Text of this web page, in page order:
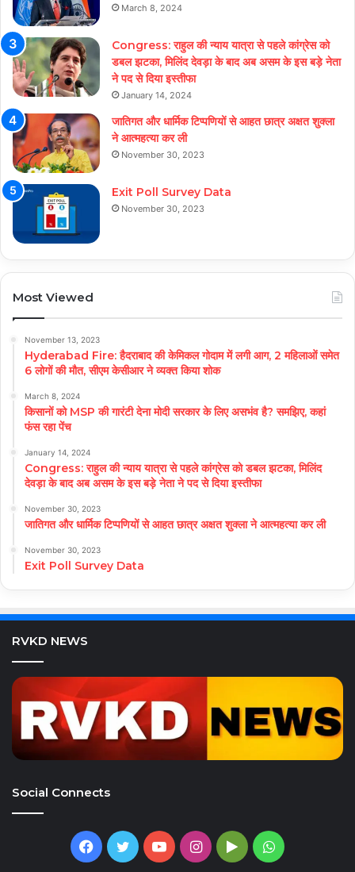
March 8, 2024
Congress: राहुल की न्याय यात्रा से पहले कांग्रेस को
डबल झटका, मिलिंद देवड़ा के बाद अब असम के इस बड़े नेता
ने पद से दिया इस्तीफा
January 14, 2024
जातिगत और धार्मिक टिप्पणियों से आहत छात्र अक्षत शुक्ला
ने आत्महत्या कर ली
November 30, 2023
Exit Poll Survey Data
November 30, 2023
Most Viewed
November 13, 2023
Hyderabad Fire: हैदराबाद की केमिकल गोदाम में लगी आग, 2 महिलाओं समेत
6 लोगों की मौत, सीएम केसीआर ने व्यक्त किया शोक
March 8, 2024
किसानों को MSP की गारंटी देना मोदी सरकार के लिए असभंव है? समझिए, कहां
फंस रहा पेंच
January 14, 2024
Congress: राहुल की न्याय यात्रा से पहले कांग्रेस को डबल झटका, मिलिंद
देवड़ा के बाद अब असम के इस बड़े नेता ने पद से दिया इस्तीफा
November 30, 2023
जातिगत और धार्मिक टिप्पणियों से आहत छात्र अक्षत शुक्ला ने आत्महत्या कर ली
November 30, 2023
Exit Poll Survey Data
RVKD NEWS
Social Connects
Facebook
TwitterYouTubeInstagram
GoogleWhatsApp